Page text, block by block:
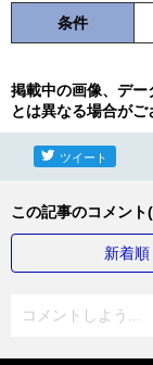
条件
掲載中の画像、デ
とは異なる場合がご
ツイート
この記事のコメント
新着順
コメントしよう...